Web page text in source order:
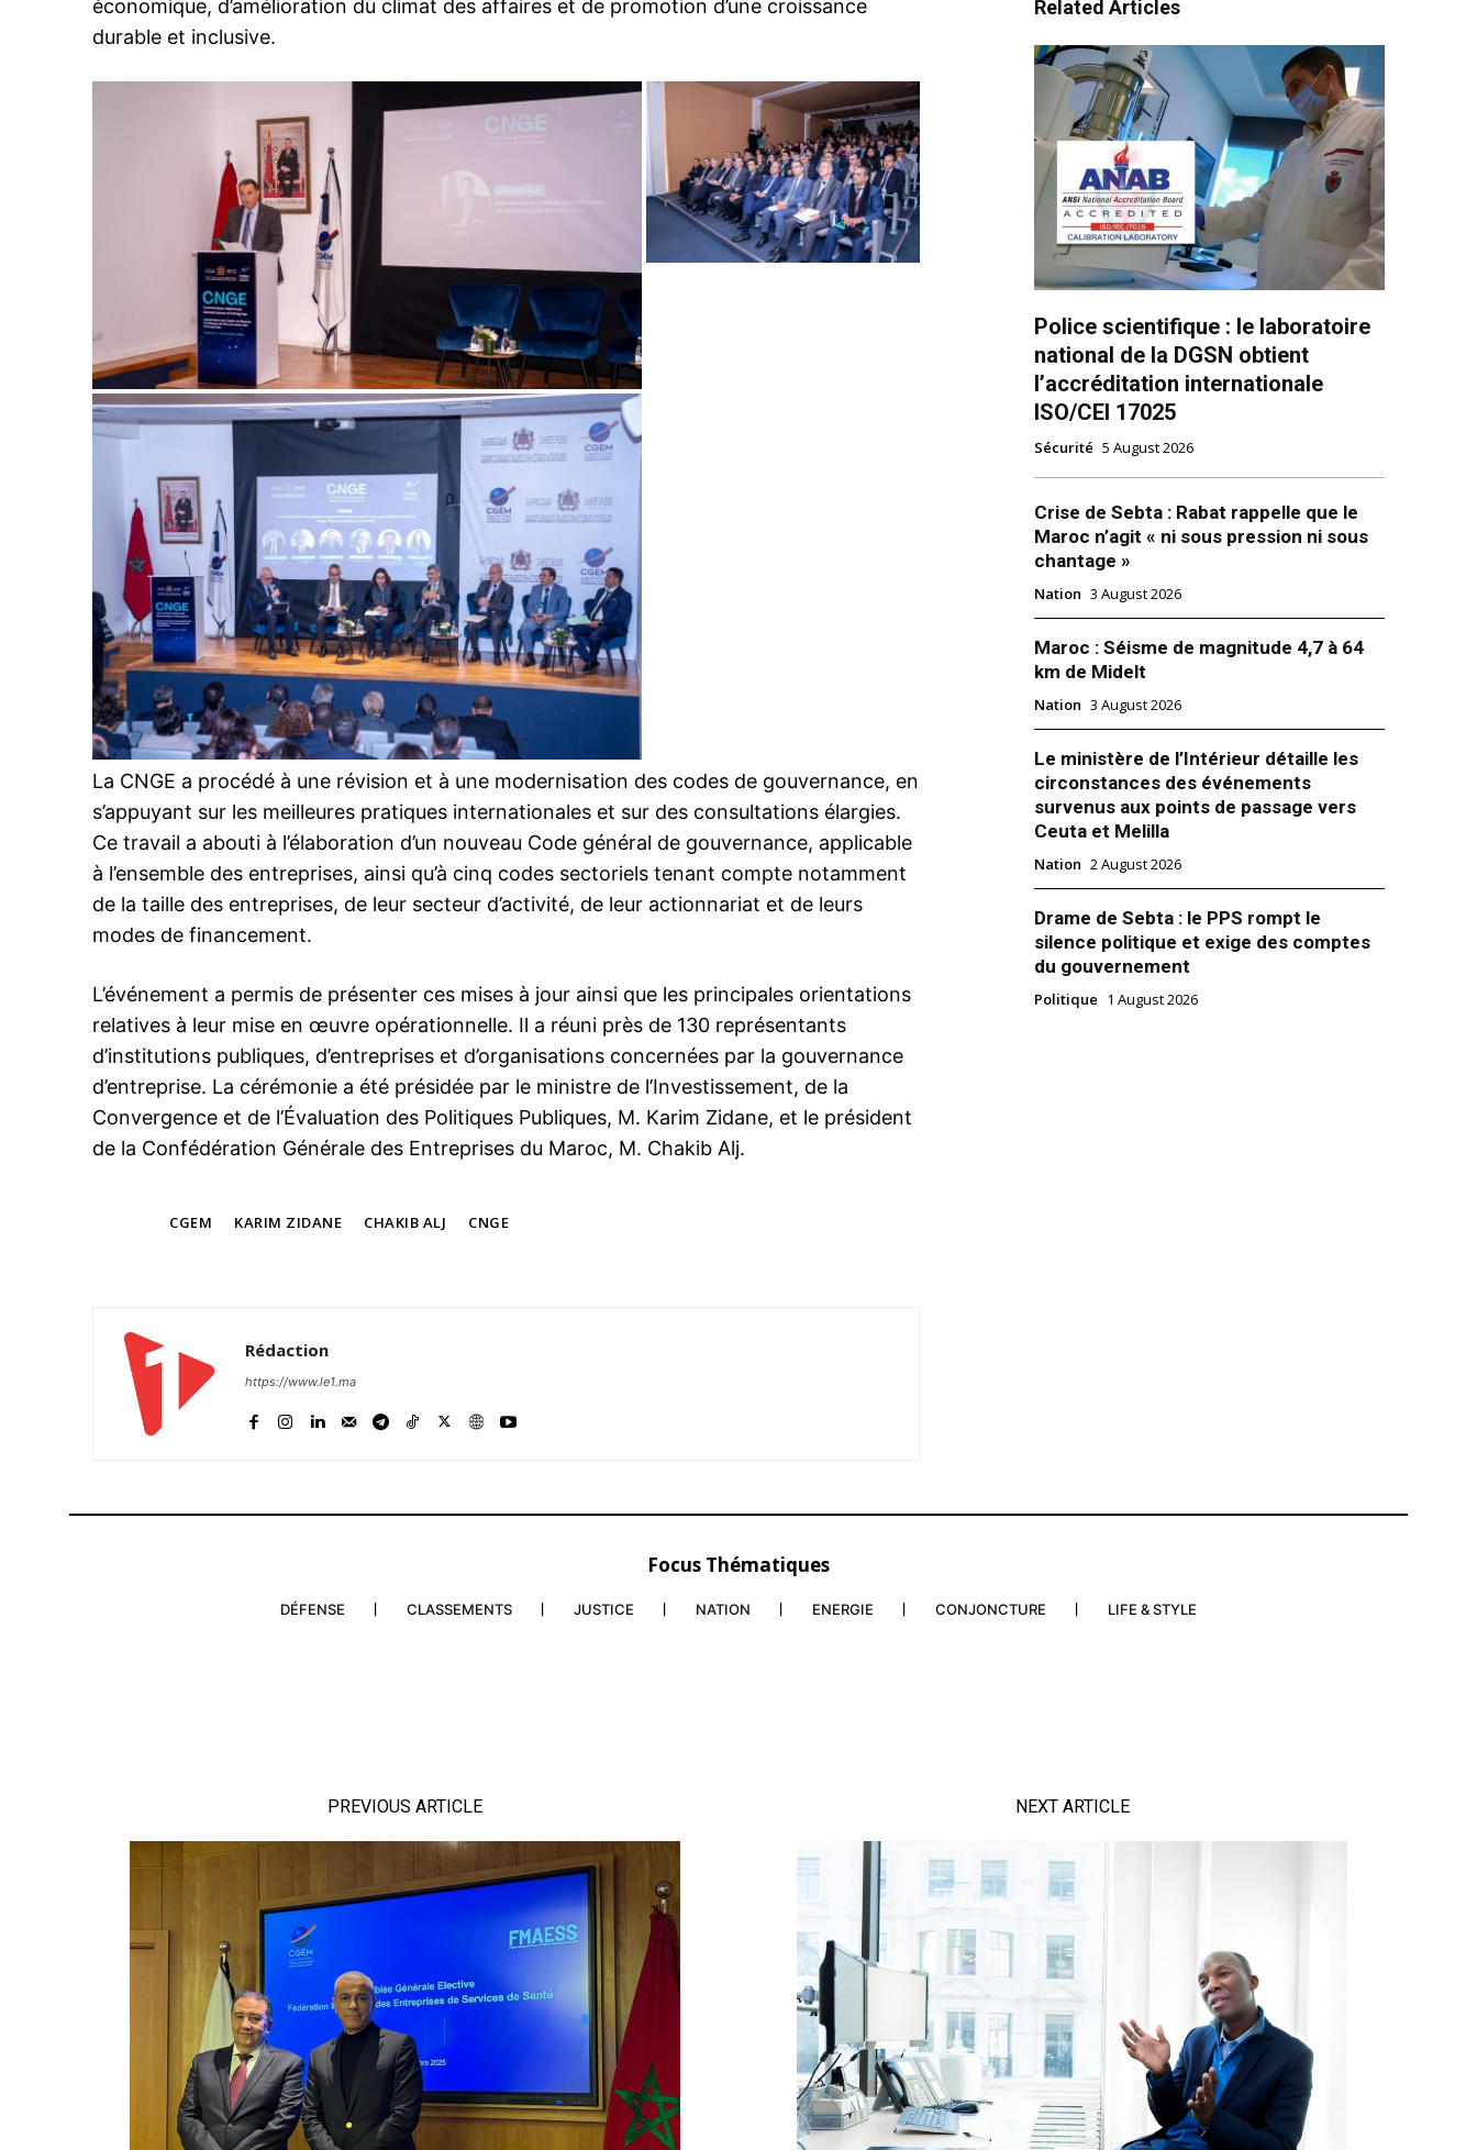
le1.ma
l'intelligence de
l'information
S'ABONNER MAINTENANT
Related
National de l’Entreprise à Laâyoune pour
encourager l’investissement régional
In "Business"
Rabat-Salé-Kénitra et Maroclear pour leur
engagement RSE
7 March 2025
In "Entreprises"
Gouvernement Akhannouch : Découvrez la
liste des nouveaux ministres nommés par
le Roi Mohammed VI
C’est un gouvernement resserré composé
de 25 ministres dont 7 femmes que le Roi
Mohammed VI a nommé ce jeudi 07
octobre 2021. Finalement, Abdelouafi Laftit
et Nasser Bourita gardent leur portefeuille
tandis que Moulay Hafid Elalamy et
Mohamed Benchaâboun perdent les leurs.
In "Politique"
économique, d’amélioration du climat des affaires et de promotion d’une croissance
durable et inclusive.
La CNGE a procédé à une révision et à une modernisation des codes de gouvernance, en
s’appuyant sur les meilleures pratiques internationales et sur des consultations élargies.
Ce travail a abouti à l’élaboration d’un nouveau Code général de gouvernance, applicable
à l’ensemble des entreprises, ainsi qu’à cinq codes sectoriels tenant compte notamment
de la taille des entreprises, de leur secteur d’activité, de leur actionnariat et de leurs
modes de financement.
L’événement a permis de présenter ces mises à jour ainsi que les principales orientations
relatives à leur mise en œuvre opérationnelle. Il a réuni près de 130 représentants
d’institutions publiques, d’entreprises et d’organisations concernées par la gouvernance
d’entreprise. La cérémonie a été présidée par le ministre de l’Investissement, de la
Convergence et de l’Évaluation des Politiques Publiques, M. Karim Zidane, et le président
de la Confédération Générale des Entreprises du Maroc, M. Chakib Alj.
CGEM KARIM ZIDANE CHAKIB ALJ CNGE
Rédaction
https://www.le1.ma
Related Articles
Police scientifique : le laboratoire
national de la DGSN obtient
l’accréditation internationale
ISO/CEI 17025
Sécurité 5 August 2026
Crise de Sebta : Rabat rappelle que le
Maroc n’agit « ni sous pression ni sous
chantage »
Nation 3 August 2026
Maroc : Séisme de magnitude 4,7 à 64
km de Midelt
Nation 3 August 2026
Le ministère de l’Intérieur détaille les
circonstances des événements
survenus aux points de passage vers
Ceuta et Melilla
Nation 2 August 2026
Drame de Sebta : le PPS rompt le
silence politique et exige des comptes
du gouvernement
Politique 1 August 2026
Focus Thématiques
DÉFENSE CLASSEMENTS JUSTICE NATION ENERGIE CONJONCTURE LIFE & STYLE
PREVIOUS ARTICLE NEXT ARTICLE